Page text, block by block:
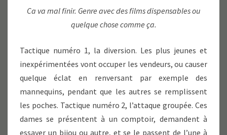
Ca va mal finir. Genre avec des films dispensables ou
quelque chose comme ça.
Tactique numéro 1, la diversion. Les plus jeunes et
inexpérimentées vont occuper les vendeurs, ou causer
quelque éclat en renversant par exemple des
mannequins, pendant que les autres se remplissent
les poches. Tactique numéro 2, l’attaque groupée. Ces
dames se présentent à un comptoir, demandent à
essayer un bijou ou autre, et se le passent de l’une à